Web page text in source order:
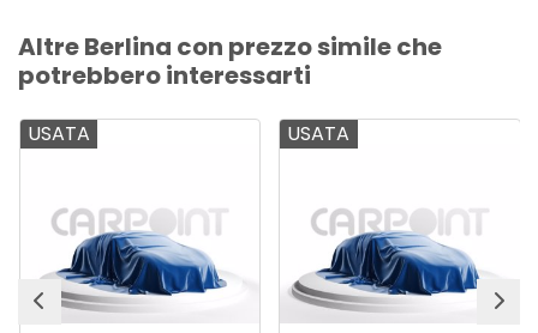
Altre Berlina con prezzo simile che
potrebbero interessarti
USATA USATA